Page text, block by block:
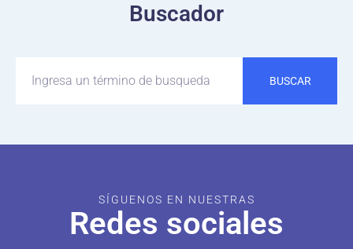
Buscador
BUSCAR
SÍGUENOS EN NUESTRAS
Redes sociales